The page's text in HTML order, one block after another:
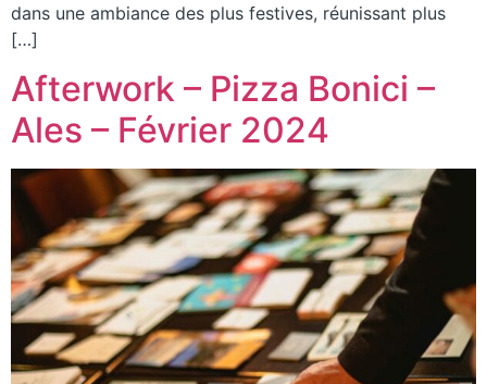
dans une ambiance des plus festives, réunissant plus
[…]
Afterwork – Pizza Bonici –
Ales – Février 2024